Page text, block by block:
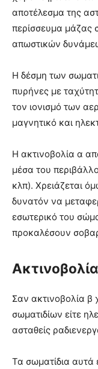
αποτέλεσμα της
περίσσευμα μάζας
απωστικών
Η δέσμη των
πυρήνες με
τον ιονισμό των
μαγνητικό και
Η ακτινοβολία α
μέσα του
κλπ). Χρειάζεται
δυνατόν να
εσωτερικό του
προκαλέσουν
Σαν ακτινοβολία β
σωματιδίων είτε
ασταθείς
Τα σωματίδια αυτά